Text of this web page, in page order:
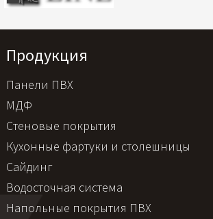
Продукция
Панели ПВХ
МДФ
Стеновые покрытия
Кухонные фартуки и столешницы
Сайдинг
Водосточная система
Напольные покрытия ПВХ